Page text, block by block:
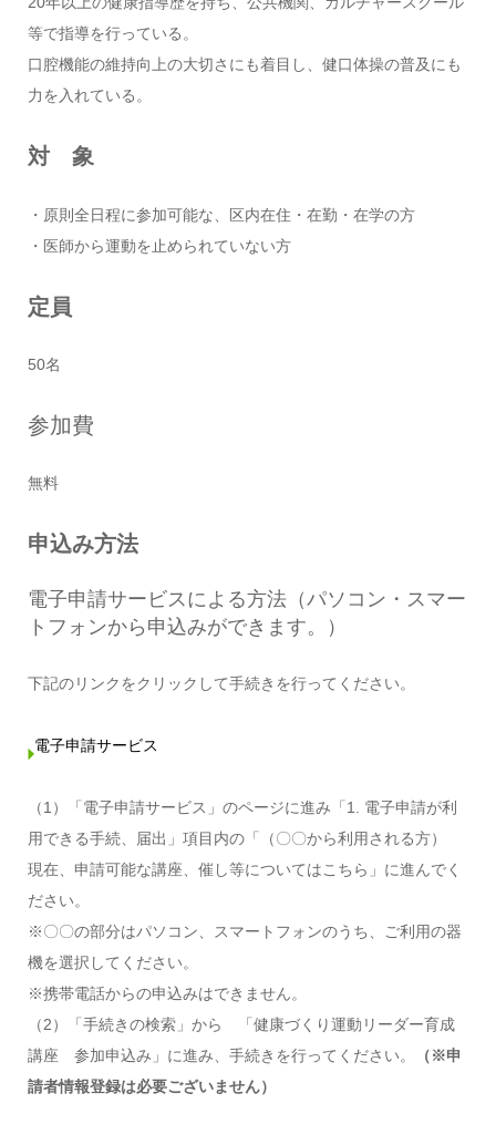
等で指導を行っている。
口腔機能の維持向上の大切さにも着目し、健口体操の普及にも
力を入れている。
対 象
・原則全日程に参加可能な、区内在住・在勤・在学の方
・医師から運動を止められていない方
定員
50名
参加費
無料
申込み方法
電子申請サービスによる方法（パソコン・スマー
トフォンから申込みができます。）
下記のリンクをクリックして手続きを行ってください。
電子申請サービス
（1）「電子申請サービス」のページに進み「1. 電子申請が利
用できる手続、届出」項目内の「（〇〇から利用される方）
現在、申請可能な講座、催し等についてはこちら」に進んでく
ださい。
※〇〇の部分はパソコン、スマートフォンのうち、ご利用の器
機を選択してください。
※携帯電話からの申込みはできません。
（2）「手続きの検索」から 「健康づくり運動リーダー育成
講座 参加申込み」に進み、手続きを行ってください。
（※申
請者情報登録は必要ございません）